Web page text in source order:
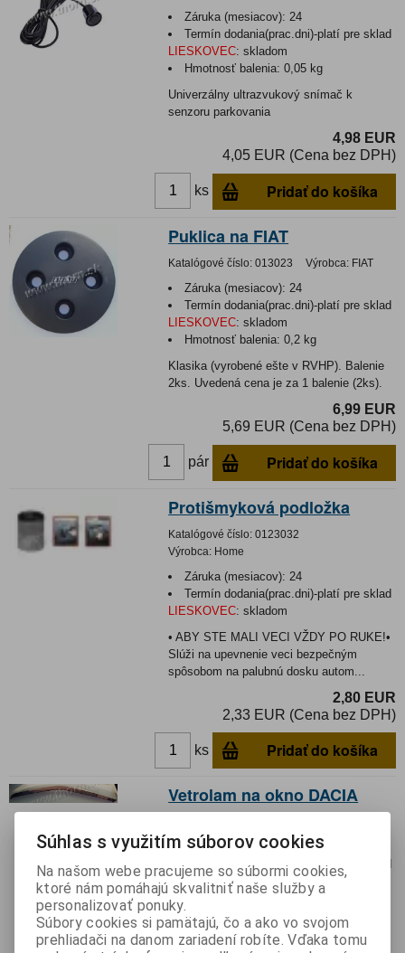
Záruka (mesiacov): 24
Termín dodania(prac.dni)-platí pre sklad
LIESKOVEC: skladom
Hmotnosť balenia:0,05 kg
Univerzálny ultrazvukový snímač k
senzoru parkovania
4,98 EUR
4,05 EUR (Cena bez DPH)
ks Pridať do košíka
Puklica na FIAT
Katalógové číslo: 013023 Výrobca: FIAT
Záruka (mesiacov): 24
Termín dodania(prac.dni)-platí pre sklad
LIESKOVEC: skladom
Hmotnosť balenia:0,2 kg
Klasika (vyrobené ešte v RVHP). Balenie
2ks. Uvedená cena je za 1 balenie (2ks).
6,99 EUR
5,69 EUR (Cena bez DPH)
pár Pridať do košíka
Protišmyková podložka
Katalógové číslo: 0123032
Výrobca: Home
Záruka (mesiacov): 24
Termín dodania(prac.dni)-platí pre sklad
LIESKOVEC: skladom
• ABY STE MALI VECI VŽDY PO RUKE!•
Slúži na upevnenie veci bezpečným
spôsobom na palubnú dosku autom...
2,80 EUR
2,33 EUR (Cena bez DPH)
ks Pridať do košíka
Vetrolam na okno DACIA
Záruka (mesiacov):24
Termín dodania(prac.dni)-platí pre sklad
LIESKOVEC
skladom
Hmotnosť balenia:
Vetrolam na okno pre motorové
Súhlas s využitím súborov cookies
Na našom webe pracujeme so súbormi cookies,
ktoré nám pomáhajú skvalitniť naše služby a
personalizovať ponuky.
Súbory cookies si pamätajú, čo a ako vo svojom
prehliadači na danom zariadení robíte. Vďaka tomu